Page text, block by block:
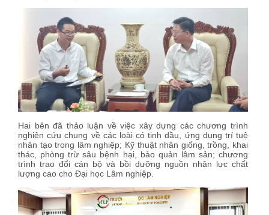
Hai bên đã thảo luận về việc xây dựng các chương trình
nghiên cứu chung về các loài có tinh dầu, ứng dụng trí tuệ
nhân tạo trong lâm nghiệp; Kỹ thuật nhân giống, trồng, khai
thác, phòng trừ sâu bệnh hại, bảo quản lâm sản; chương
trình trao đổi cán bộ và bồi dưỡng nguồn nhân lực chất
lượng cao cho Đại học Lâm nghiệp.